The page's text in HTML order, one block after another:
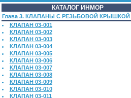
КАТАЛОГ ИНМОР
Глава 3. КЛАПАНЫ С РЕЗЬБОВОЙ КРЫШКОЙ
КЛАПАН 03-001
КЛАПАН 03-002
КЛАПАН 03-003
КЛАПАН 03-004
КЛАПАН 03-005
КЛАПАН 03-006
КЛАПАН 03-007
КЛАПАН 03-008
КЛАПАН 03-009
КЛАПАН 03-010
КЛАПАН 03-011